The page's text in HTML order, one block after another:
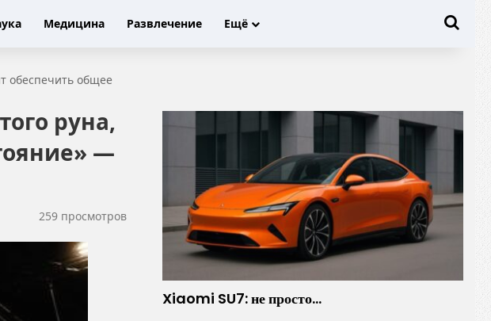
Медицина Развлечение Ещё
обеспечить общее
руна,
—
259 просмотров
Xiaomi SU7: не просто…